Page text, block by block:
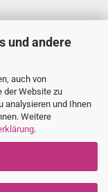
und andere
auch von
der Website zu
analysieren und Ihnen
Weitere
.